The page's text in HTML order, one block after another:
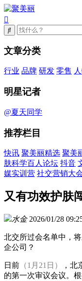
文章分类
行业 品牌 研发 零售
明星记者
@夏天同学
推荐栏目
快讯 聚美丽精选 聚美
肤科学百人论坛 抖音
媒实训营 社交营销大
又有功效护肤
水金 2026/01/28
北交所过会名单中，
企公司？
日前 （1月21日）
，
的第一次审议会议。